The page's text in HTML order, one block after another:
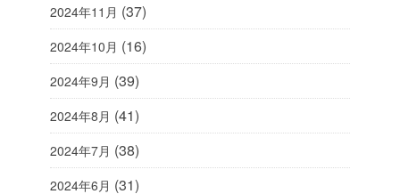
2024年11月 (37)
2024年10月 (16)
2024年9月 (39)
2024年8月 (41)
2024年7月 (38)
2024年6月 (31)